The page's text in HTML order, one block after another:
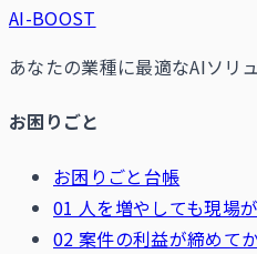
AI-BOOST
あなたの業種に最適なAIソリ
お困りごと
お困りごと台帳
01 人を増やしても現場
02 案件の利益が締めて